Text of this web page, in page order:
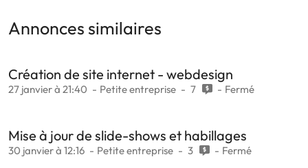
Annonces similaires
Création de site internet - webdesign
27 janvier à 21:40 Petite entreprise 7 Fermé
Mise à jour de slide-shows et habillages
30 janvier à 12:16 Petite entreprise 3 Fermé